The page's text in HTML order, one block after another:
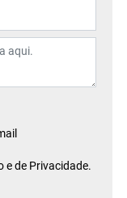
e de Privacidade.